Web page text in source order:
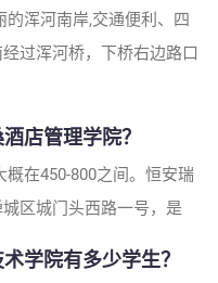
浑河南岸,交通便利、四
过浑河桥，下桥右边路口
店管理学院？
在450-800之间。恒安瑞
区城门头西路一号，是
学院有多少学生？